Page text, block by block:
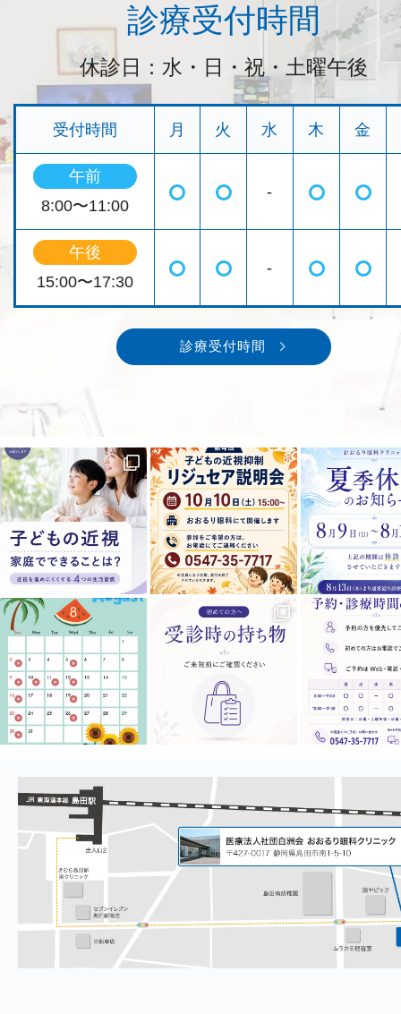
診療受付時間
休診日：水・日・祝・土曜午後
受付時間 月 火 水 木 金
午前
8:00〜11:00
◯ ◯
-
◯ ◯
午後
15:00〜17:30
◯ ◯
-
◯ ◯
診療受付時間